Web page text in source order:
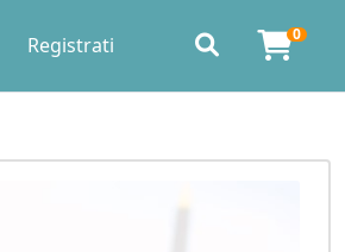
Registrati 0